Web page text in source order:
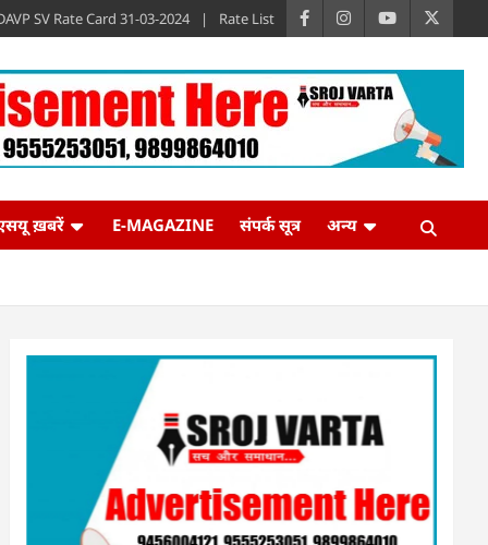
SV Rate Card 31-03-2024 Rate List
ख़बरें E-MAGAZINE संपर्क सूत्र अन्य